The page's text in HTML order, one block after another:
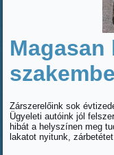
Magasan
Zárszerelőink sok
Ügyeleti autóink jól
hibát a helyszínen meg
lakatot nyitunk, zárbetétet